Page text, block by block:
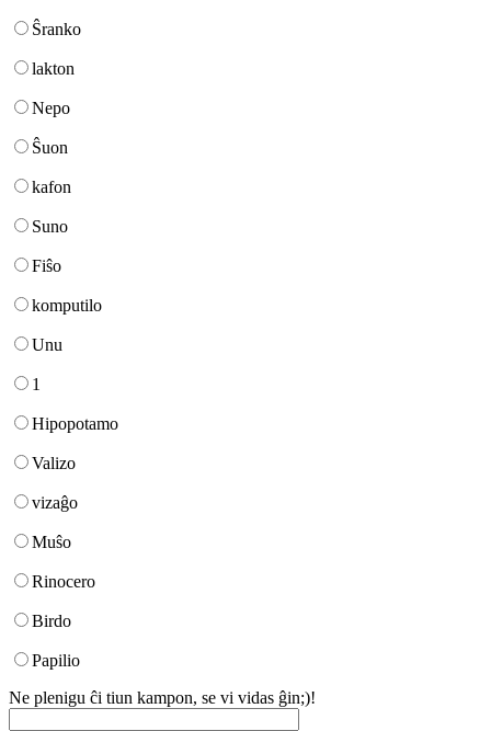
Ŝranko
lakton
Nepo
Ŝuon
kafon
Suno
Fiŝo
komputilo
Unu
1
Hipopotamo
Valizo
vizaĝo
Muŝo
Rinocero
Birdo
Papilio
Ne plenigu ĉi tiun kampon, se vi vidas ĝin;)!